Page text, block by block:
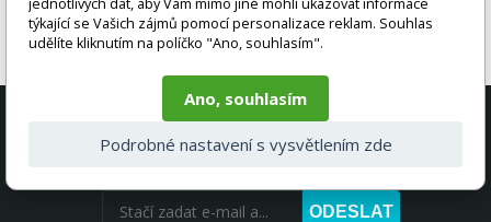
AKČNÍ NABÍDKY A SLEVY PŘÍMO DO
VAŠEHO E-MAILU
ODESLAT
jednotlivých dat, aby Vám mimo jiné mohli ukazovat informace
týkající se Vašich zájmů pomocí personalizace reklam. Souhlas
udělíte kliknutím na políčko "Ano, souhlasím".
Ano, souhlasím
Podrobné nastavení s vysvětlením zde